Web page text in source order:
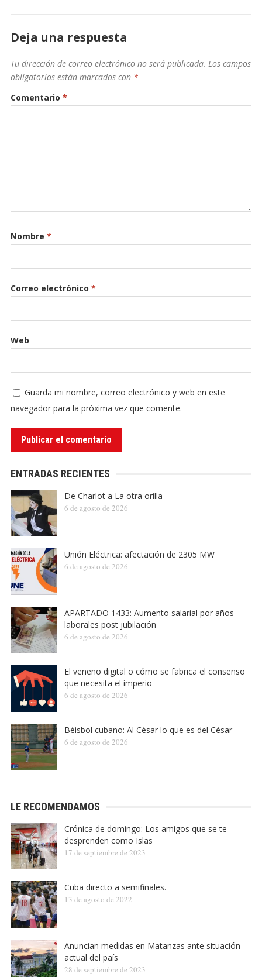
Deja una respuesta
Tu dirección de correo electrónico no será publicada. Los campos
obligatorios están marcados con *
Comentario *
Nombre *
Correo electrónico *
Web
Guarda mi nombre, correo electrónico y web en este
navegador para la próxima vez que comente.
ENTRADAS RECIENTES
De Charlot a La otra orilla
6 de agosto de 2026
Unión Eléctrica: afectación de 2305 MW
6 de agosto de 2026
APARTADO 1433: Aumento salarial por años
laborales post jubilación
6 de agosto de 2026
El veneno digital o cómo se fabrica el consenso
que necesita el imperio
6 de agosto de 2026
Béisbol cubano: Al César lo que es del César
6 de agosto de 2026
LE RECOMENDAMOS
Crónica de domingo: Los amigos que se te
desprenden como Islas
17 de septiembre de 2023
Cuba directo a semifinales.
13 de agosto de 2022
Anuncian medidas en Matanzas ante situación
actual del país
28 de septiembre de 2023